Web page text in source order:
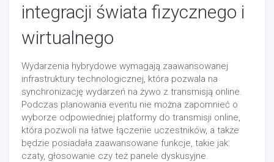
integracji świata fizycznego i
wirtualnego
Wydarzenia hybrydowe wymagają zaawansowanej
infrastruktury technologicznej, która pozwala na
synchronizację wydarzeń na żywo z transmisją online.
Podczas planowania eventu nie można zapomnieć o
wyborze odpowiedniej platformy do transmisji online,
która pozwoli na łatwe łączenie uczestników, a także
będzie posiadała zaawansowane funkcje, takie jak:
czaty, głosowanie czy też panele dyskusyjne.